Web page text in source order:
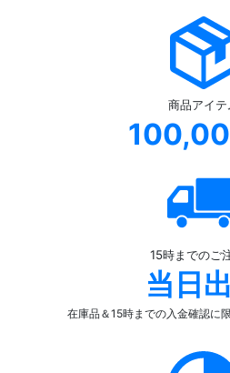
商品アイテ
15時までのご
当日
在庫品＆15時までの入金確認に